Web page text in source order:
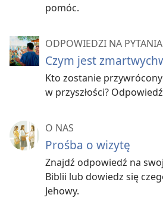
pomóc.
ODPOWIEDZI NA
Czym jest
Kto zostanie
w przyszłości?
O NAS
Prośba o wizytę
Znajdź odpowiedź na
Biblii lub dowiedz się
Jehowy.